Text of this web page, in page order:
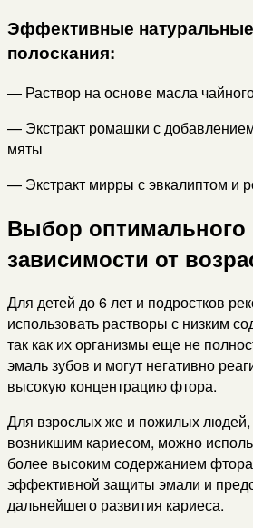
Эффективные
полоскания:
— Раствор на основе масла
— Экстракт ромашки с
мяты
— Экстракт мирры с эвкалиптом и
Выбор оптимального
зависимости от
Для детей до 6 лет и подростков
использовать растворы с низким
так как их организмы еще не
эмаль зубов и могут негативно
высокую концентрацию фтора.
Для взрослых же и пожилых людей,
возникшим кариесом, можно
более высоким содержанием
эффективной защиты эмали и
дальнейшего развития кариеса.